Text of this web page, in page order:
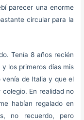
parecer una enorme
circular para la
Tenía 8 años recién
los primeros días mis
venía de Italia y que el
En realidad no
habían regalado en
no recuerdo, pero